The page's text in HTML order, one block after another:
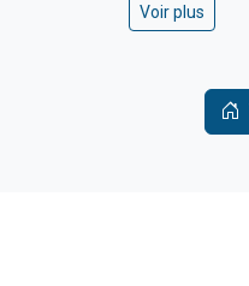
Voir plus